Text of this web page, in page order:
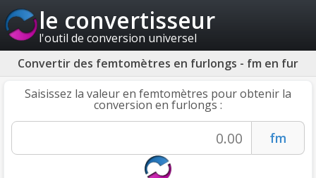
le convertisseur
l'outil de conversion universel
Convertir des femtomètres en furlongs - fm en fur
Saisissez la valeur en femtomètres pour obtenir la
conversion en furlongs :